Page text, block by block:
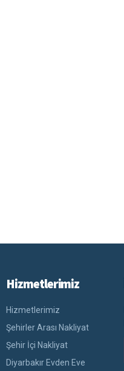
Hizmetlerimiz
Hizmetlerimiz
Şehirler Arası Nakliyat
Şehir İçi Nakliyat
Diyarbakır Evden Eve